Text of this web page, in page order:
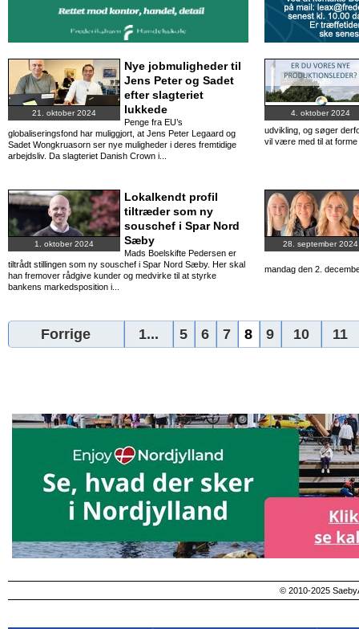
21. oktober 2024
Nye jobmuligheder til
Jens Peter og Sadet
efter slagteriet
lukkede
Penge fra EU’s
globaliseringsfond har muliggjort, at Jens Peter Legaard og
Sadet Wongkruasorn ser nye muligheder i deres fremtidige
arbejdsliv. Da slagteriet Danish Crown i...
4. oktober 2024
udvikling, og søger
vil være med til at
1. oktober 2024
Lokalkendt profil
tiltræder som ny
souschef i Spar Nord
Sæby
Mads Boelskifte Pedersen er
tiltrådt stillingen som ny souschef i Spar Nord Sæby. Her skal
han fremover rådgive kunder og medvirke til at styrke
bankens markedsposition i...
28. september 2024
mandag den 2.
Forrige 1... 5 6 7 8 9 10 11
© 2010-2025